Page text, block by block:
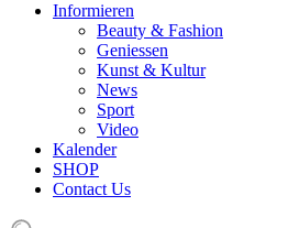
Informieren
Beauty & Fashion
Geniessen
Kunst & Kultur
News
Sport
Video
Kalender
SHOP
Contact Us